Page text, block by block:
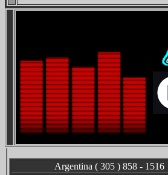
Argentina ( 305 ) 858 - 1516